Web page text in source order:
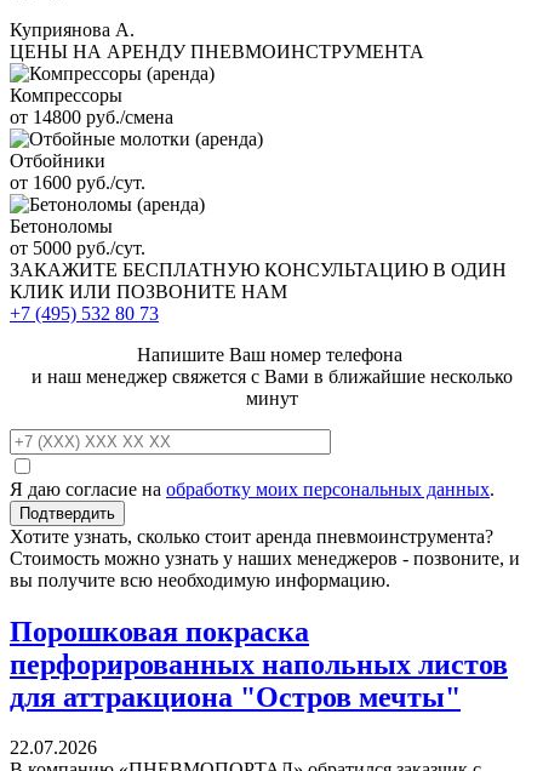
Куприянова А.
ЦЕНЫ НА АРЕНДУ ПНЕВМОИНСТРУМЕНТА
Компрессоры
от 14800 руб./смена
Отбойники
от 1600 руб./сут.
Бетоноломы
от 5000 руб./сут.
ЗАКАЖИТЕ БЕСПЛАТНУЮ КОНСУЛЬТАЦИЮ В ОДИН
КЛИК ИЛИ ПОЗВОНИТЕ НАМ
+7 (495) 532 80 73
Напишите Ваш номер телефона
и наш менеджер свяжется с Вами в ближайшие несколько
минут
Я даю согласие на обработку моих персональных данных.
Хотите узнать, сколько стоит аренда пневмоинструмента?
Стоимость можно узнать у наших менеджеров - позвоните, и
вы получите всю необходимую информацию.
Порошковая покраска
перфорированных напольных листов
для аттракциона "Остров мечты"
22.07.2026